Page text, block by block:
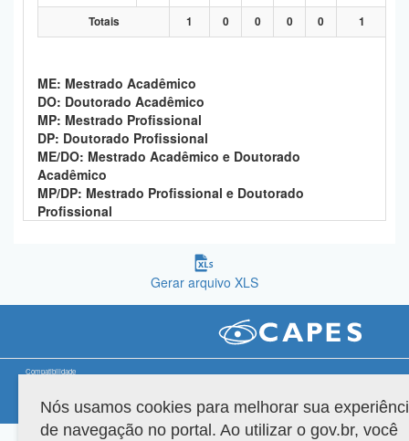
Banco Central do Brasil
Totais 1 0 0 0 0 1
ME: Mestrado Acadêmico
DO: Doutorado Acadêmico
MP: Mestrado Profissional
DP: Doutorado Profissional
ME/DO: Mestrado Acadêmico e Doutorado
Acadêmico
MP/DP: Mestrado Profissional e Doutorado
Profissional
Gerar arquivo XLS
Compatibilidade
Versão do sistema: 3.88.9 Copyright 2022 Capes. Todos os direitos reservados.
Nós usamos cookies para melhorar sua
de navegação no portal. Ao utilizar o gov.br, você